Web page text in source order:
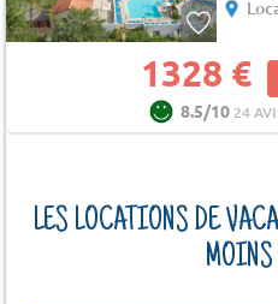
1328 €
8.5/10 24
LES LOCATIONS DE